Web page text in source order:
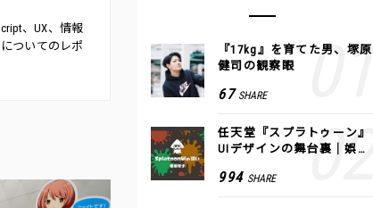
、UX、情報
ついてのレポ
『17kg』を育てた男、塚原
健司の観察眼
67 SHARE
任天堂『スプラトゥーン』
UIデザインの舞台裏｜娯楽
994 SHARE